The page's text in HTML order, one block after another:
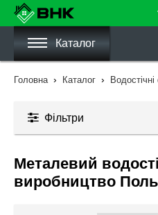
Каталог
Головна › Каталог ›
Фільтри
Металевий
виробництво